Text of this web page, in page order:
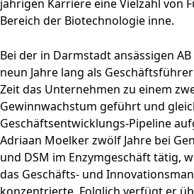
jährigen Karriere eine Vielzahl von
Bereich der Biotechnologie inne.
Bei der in Darmstadt ansässigen
neun Jahre lang als
Zeit das Unternehmen zu einem
Gewinnwachstum geführt und
Geschäftsentwicklungs-Pipeline
Adriaan Moelker zwölf Jahre bei
und DSM im Enzymgeschäft tätig,
das Geschäfts- und